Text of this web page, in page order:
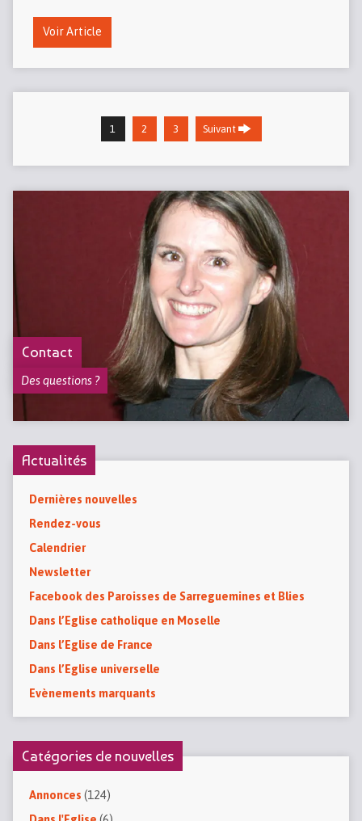
Voir Article
1 2 3 Suivant
Contact
Des questions ?
Actualités
Dernières nouvelles
Rendez-vous
Calendrier
Newsletter
Facebook des Paroisses de Sarreguemines et Blies
Dans l’Eglise catholique en Moselle
Dans l’Eglise de France
Dans l’Eglise universelle
Evènements marquants
Catégories de nouvelles
Annonces (124)